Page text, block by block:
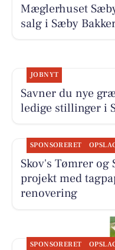
Mæglerhuset
salg i Sæby
JOBNYT
Savner du nye
ledige stillinger i
SPONSORERET
Skov's Tømrer og
projekt med
renovering
SPONSORERET